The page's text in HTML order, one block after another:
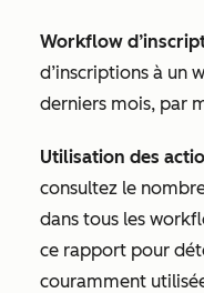
Workflow
d’inscriptions à un
derniers mois, par
Utilisation des
consultez le
dans tous les
ce rapport pour
couramment